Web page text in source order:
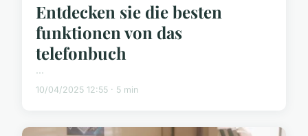
Entdecken sie die besten
funktionen von das
telefonbuch
...
10/04/2025 12:55 · 5 min